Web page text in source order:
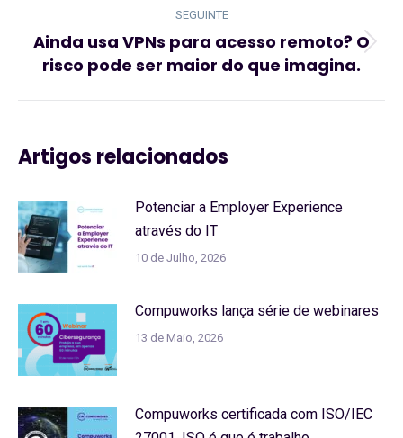
SEGUINTE
Artigo
seguinte:
Ainda usa VPNs para acesso remoto? O
risco pode ser maior do que imagina.
Artigos relacionados
Potenciar a Employer Experience
através do IT
10 de Julho, 2026
Compuworks lança série de webinares
13 de Maio, 2026
Compuworks certificada com ISO/IEC